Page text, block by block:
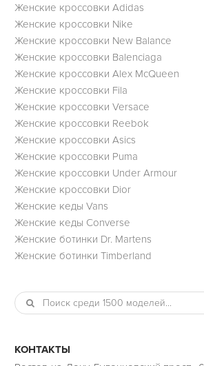
Женские кроссовки Adidas
Женские кроссовки Nike
Женские кроссовки New Balance
Женские кроссовки Balenciaga
Женские кроссовки Alex McQueen
Женские кроссовки Fila
Женские кроссовки Versace
Женские кроссовки Reebok
Женские кроссовки Asics
Женские кроссовки Puma
Женские кроссовки Under Armour
Женские кроссовки Dior
Женские кеды Vans
Женские кеды Converse
Женские ботинки Dr. Martens
Женские ботинки Timberland
КОНТАКТЫ